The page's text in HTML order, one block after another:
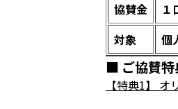
協賛金
対象
個
■ ご協賛特
【特典1】 オ